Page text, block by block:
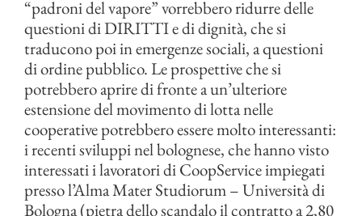
“padroni del vapore” vorrebbero ridurre delle
questioni di DIRITTI e di dignità, che si
traducono poi in emergenze sociali, a questioni
di ordine pubblico. Le prospettive che si
potrebbero aprire di fronte a un’ulteriore
estensione del movimento di lotta nelle
cooperative potrebbero essere molto interessanti:
i recenti sviluppi nel bolognese, che hanno visto
interessati i lavoratori di CoopService impiegati
presso l’Alma Mater Studiorum – Università di
Bologna (pietra dello scandalo il contratto a 2,80